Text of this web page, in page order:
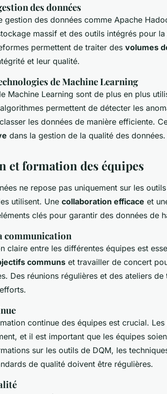
des données
gestion des données comme Apache
massif et des outils intégrés pour
permettent de traiter des volumes
et leur qualité.
de Machine Learning
Machine Learning sont de plus en plus
permettent de détecter les
les données de manière efficiente.
dans la gestion de la qualité des données.
et formation des équipes
ne repose pas uniquement sur les
utilisent. Une collaboration efficace et
clés pour garantir des données de
communication
claire entre les différentes équipes est
communs et travailler de concert
Des réunions régulières et des ateliers
continue des équipes est crucial.
et il est important que les équipes
sur les outils de DQM, les
de qualité doivent être régulières.